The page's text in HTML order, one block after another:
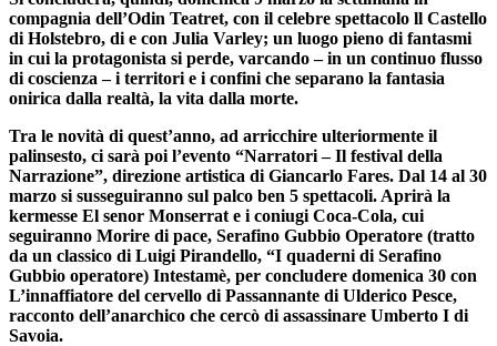
compagnia dell’Odin Teatret, con il celebre spettacolo ll Castello
di Holstebro, di e con Julia Varley; un luogo pieno di fantasmi
in cui la protagonista si perde, varcando – in un continuo flusso
di coscienza – i territori e i confini che separano la fantasia
onirica dalla realtà, la vita dalla morte.
Tra le novità di quest’anno, ad arricchire ulteriormente il
palinsesto, ci sarà poi l’evento “Narratori – Il festival della
Narrazione”, direzione artistica di Giancarlo Fares. Dal 14 al 30
marzo si susseguiranno sul palco ben 5 spettacoli. Aprirà la
kermesse El senor Monserrat e i coniugi Coca-Cola, cui
seguiranno Morire di pace, Serafino Gubbio Operatore (tratto
da un classico di Luigi Pirandello, “I quaderni di Serafino
Gubbio operatore) Intestamè, per concludere domenica 30 con
L’innaffiatore del cervello di Passannante di Ulderico Pesce,
racconto dell’anarchico che cercò di assassinare Umberto I di
Savoia.